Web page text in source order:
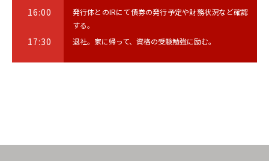
16:00
発行体とのIRにて債券の発行予定や財務状況など確認
する。
17:30 退社。家に帰って、資格の受験勉強に励む。